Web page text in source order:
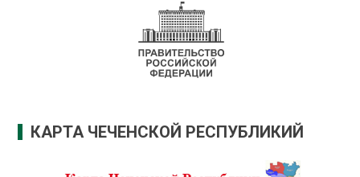
КАРТА ЧЕЧЕНСКОЙ РЕСПУБЛИКИЙ